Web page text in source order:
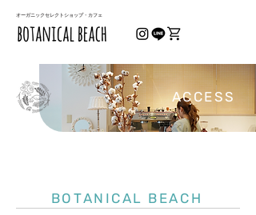
オーガニックセレクトショップ・カフェ
ACCESS
BOTANICAL BEACH